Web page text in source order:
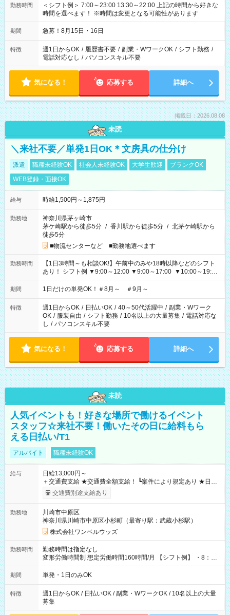
勤務時間
＜シフト例＞ 7:00～23:00 13:30～22:00 上記の時間から好きな
時間を選べます！ ※時間は変更となる可能性があります
期間 急募！8月15日・16日
特徴 週1日からOK / 履歴書不要 / 副業・WワークOK / シフト勤務 /
電話対応なし / パソコンスキル不要
気になる！ 応募する 詳細へ
掲載日：2026.08.08
未読
＼来社不要／単発1日OK＊文房具の仕分け
派遣 職種未経験OK 社会人未経験OK 大学生歓迎
ブランクOK
WEB登録・面接OK
給与 時給1,500円～1,875円
勤務地
神奈川県茅ヶ崎市
茅ケ崎駅から徒歩5分 / 香川駅から徒歩5分 / 北茅ケ崎駅から
徒歩5分
■物流センターなど ■勤務地選べます
勤務時間
【1日3時間～も相談OK!】午前中のみや18時以降などのシフト
あり！ シフト例 ▼9:00～12:00 ▼9:00～17:00 ▼10:00～19:00
▼18:00～21:00
期間 1日だけの単発OK！＃8月～ ＃9月～
特徴 週1日からOK / 日払いOK / 40～50代活躍中 / 副業・Wワーク
OK / 服装自由 / シフト勤務 / 10名以上の大量募集 / 電話対応な
し / パソコンスキル不要
気になる！ 応募する 詳細へ
未読
人気イベントも！好きな場所で働けるイベント
スタッフ☆来社不要！働いたその日に給料もら
える日払い/T1
アルバイト 職種未経験OK
給与
日給13,000円～
＋交通費支給 ★交通費全額支給！ ┗案件により規定あり ★日払
いOK！（規定あり） ┗働いたその日に現金GET♪ お仕事後はコ
ンビニATMから 日払い分を引き落とせます！ 【試用期間】試
交通費別途支給あり
勤務地
川崎市中原区
神奈川県川崎市中原区小杉町（最寄り駅：武蔵小杉駅）
株式会社ワンベルウッズ
勤務時間
勤務時間は指定なし
変形労働時間制 想定労働時間160時間/月 【シフト例】 ・8：00
～21：00
期間 単発・1日のみOK
特徴
週1日からOK / 日払いOK / 副業・WワークOK / 10名以上の大量
募集